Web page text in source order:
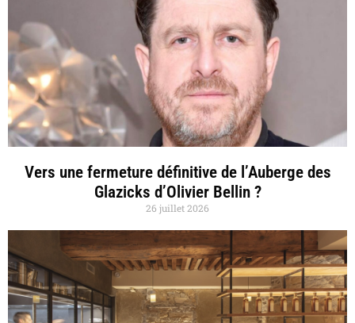
Vers une fermeture définitive de l’Auberge des
Glazicks d’Olivier Bellin ?
26 juillet 2026